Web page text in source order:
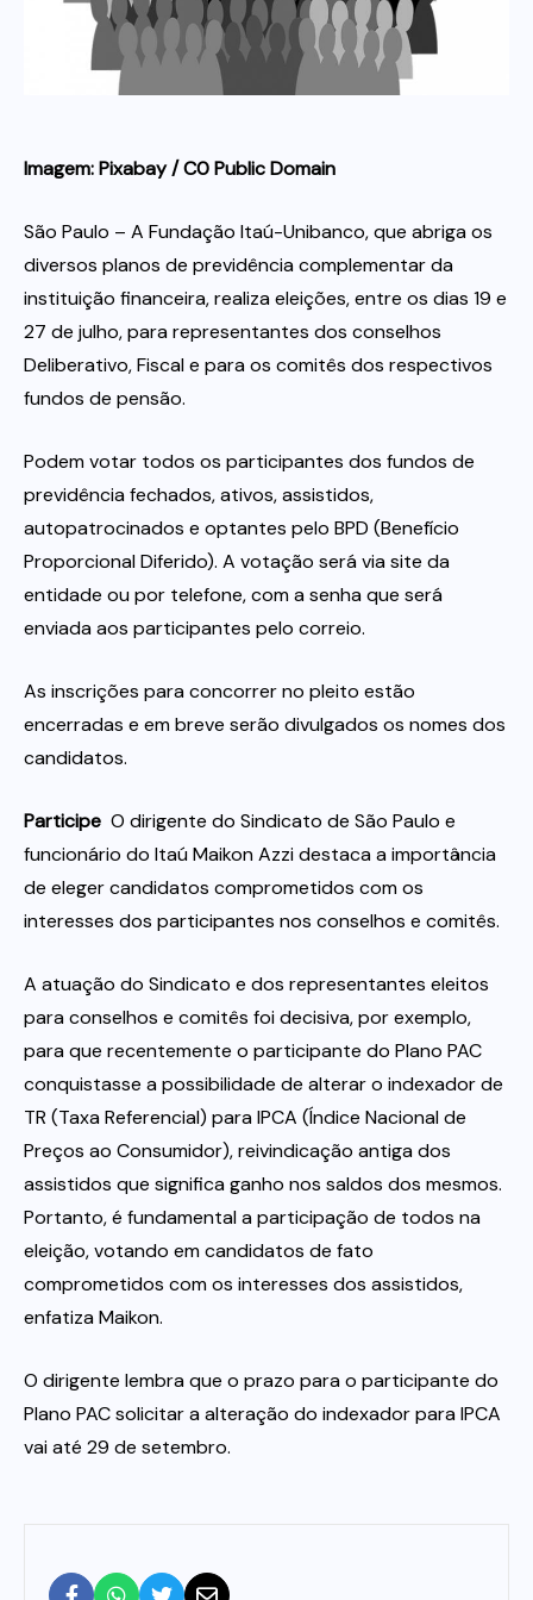
Imagem: Pixabay / C0 Public Domain
São Paulo – A Fundação Itaú-Unibanco, que abriga os
diversos planos de previdência complementar da
instituição financeira, realiza eleições, entre os dias 19 e
27 de julho, para representantes dos conselhos
Deliberativo, Fiscal e para os comitês dos respectivos
fundos de pensão.
Podem votar todos os participantes dos fundos de
previdência fechados, ativos, assistidos,
autopatrocinados e optantes pelo BPD (Benefício
Proporcional Diferido). A votação será via site da
entidade ou por telefone, com a senha que será
enviada aos participantes pelo correio.
As inscrições para concorrer no pleito estão
encerradas e em breve serão divulgados os nomes dos
candidatos.
Participe  O dirigente do Sindicato de São Paulo e
funcionário do Itaú Maikon Azzi destaca a importância
de eleger candidatos comprometidos com os
interesses dos participantes nos conselhos e comitês.
A atuação do Sindicato e dos representantes eleitos
para conselhos e comitês foi decisiva, por exemplo,
para que recentemente o participante do Plano PAC
conquistasse a possibilidade de alterar o indexador de
TR (Taxa Referencial) para IPCA (Índice Nacional de
Preços ao Consumidor), reivindicação antiga dos
assistidos que significa ganho nos saldos dos mesmos.
Portanto, é fundamental a participação de todos na
eleição, votando em candidatos de fato
comprometidos com os interesses dos assistidos,
enfatiza Maikon.
O dirigente lembra que o prazo para o participante do
Plano PAC solicitar a alteração do indexador para IPCA
vai até 29 de setembro.